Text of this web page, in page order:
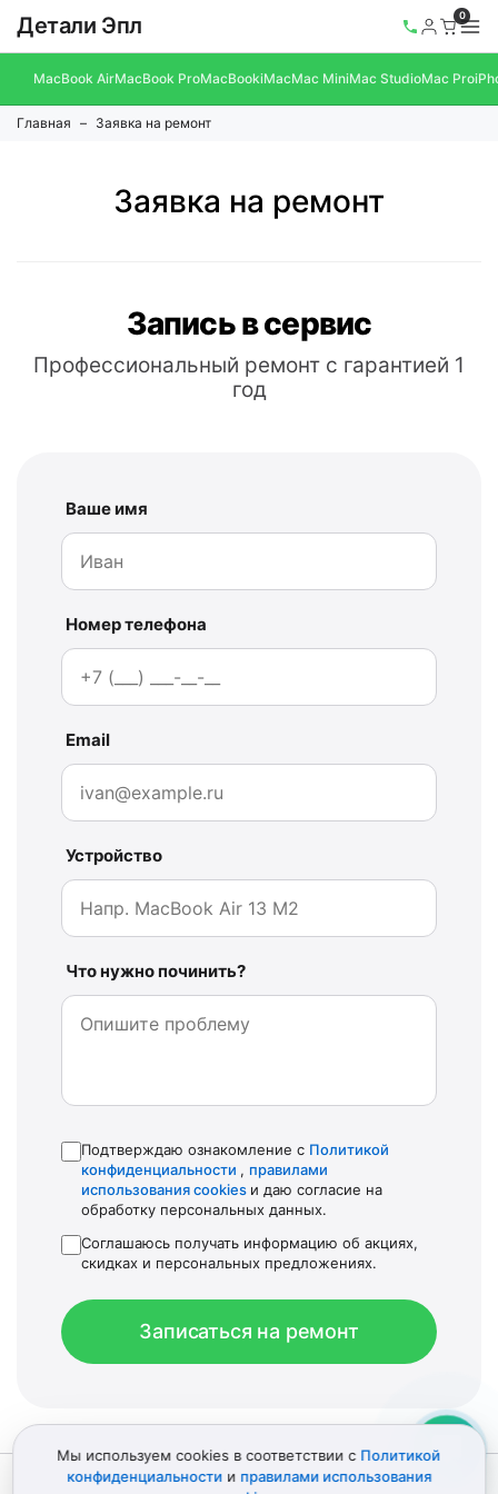
Детали Эпл 0
MacBook AirMacBook ProMacBookiMacMac MiniMac StudioMac Pro
Главная Заявка на ремонт
Заявка на ремонт
Запись в сервис
Профессиональный ремонт с гарантией 1
год
Ваше имя
Номер телефона
Email
Устройство
Что нужно починить?
Подтверждаю ознакомление с Политикой
конфиденциальности , правилами
использования cookies и даю согласие на
обработку персональных данных.
Соглашаюсь получать информацию об акциях,
скидках и персональных предложениях.
Записаться на ремонт
© 2012–2026 Детали Эпл Политика конфиденциальности
Мы используем cookies в соответствии с Политикой
конфиденциальности и правилами использования